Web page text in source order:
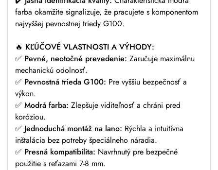
farba okamžite signalizuje, že pracujete s komponentom
najvyššej pevnostnej triedy G100.
🔥 KĽÚČOVÉ VLASTNOSTI A VÝHODY:
✅ Pevné, neotočné prevedenie: Zaručuje maximálnu
mechanickú odolnosť.
✅ Pevnostná trieda G100: Pre vyššiu bezpečnosť a
výkon.
✅ Modrá farba: Zlepšuje viditeľnosť a chráni pred
koróziou.
✅ Jednoduchá montáž na lano: Rýchla a intuitívna
inštalácia bez potreby špeciálneho náradia.
✅ Presná kompatibilita: Navrhnutý pre bezpečné
použitie s reťazami 7-8 mm.